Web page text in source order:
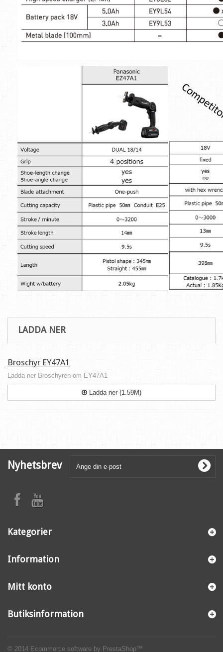
LADDA NER
Broschyr EY47A1
Ladda ner Broschyren om EY47A1
Ladda ner (1.59M)
Nyhetsbrev
Kategorier
Information
© 2014 Ecommerce software by PrestaShop™
Mitt konto
Butiksinformation